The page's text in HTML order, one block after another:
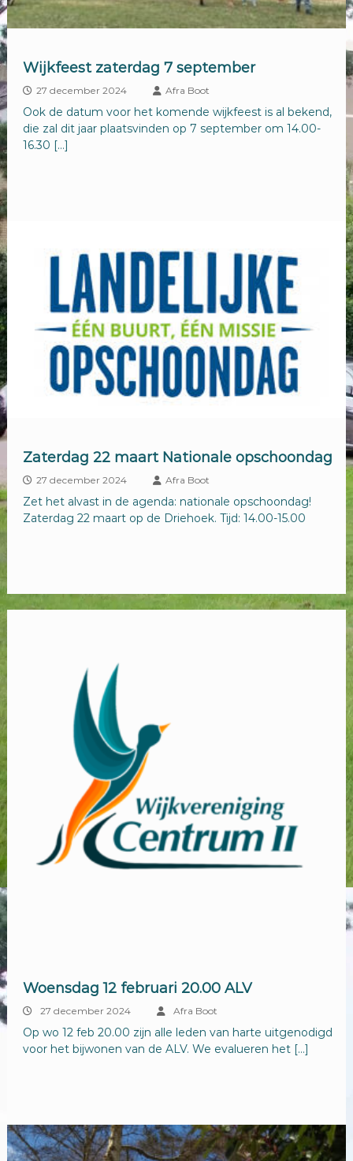
Wijkfeest zaterdag 7 september
27 december 2024 Afra Boot
Ook de datum voor het komende wijkfeest is al bekend,
die zal dit jaar plaatsvinden op 7 september om 14.00-
16.30 […]
Zaterdag 22 maart Nationale opschoondag
27 december 2024 Afra Boot
Zet het alvast in de agenda: nationale opschoondag!
Zaterdag 22 maart op de Driehoek. Tijd: 14.00-15.00
Woensdag 12 februari 20.00 ALV
27 december 2024 Afra Boot
Op wo 12 feb 20.00 zijn alle leden van harte uitgenodigd
voor het bijwonen van de ALV. We evalueren het […]